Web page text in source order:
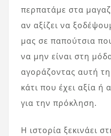
περπατάμε στα
αν αξίζει να
μας σε παπούτσια
να μην είναι στη
αγοράζοντας αυτή
κάτι που έχει αξία
για την πρόκληση.
Η ιστορία ξεκινάει